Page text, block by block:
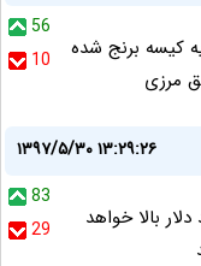
56
10
کیسه برنج شده
۱۳۹۷/۵/۳۰ ۱۳:۲۹:۲۶
83
29
بالا خواهد